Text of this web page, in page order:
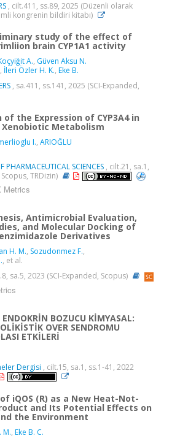
, cilt.411, ss.89, 2025 (Düzenli olarak
kongrenin bildiri kitabı)
study of the effect of
brain CYP1A1 activity
A., Güven Aksu N.
, İleri Özler H. K., Eke B.
, sa.411, ss.141, 2025 (SCI-Expanded,
the Expression of CYP3A4 in
Metabolism
I., ARIOĞLU
PHARMACEUTICAL SCIENCES , cilt.21, sa.1,
TRDizin)
Metrics
Antimicrobial Evaluation,
and Molecular Docking of
Derivatives
H. M., Sozudonmez F.,
, et al.
sa.5, 2023 (SCI-Expanded, Scopus)
ENDOKRİN BOZUCU KİMYASAL:
OVER SENDROMU
ETKİLERİ
Dergisi , cilt.15, sa.1, ss.1-41, 2022
iQOS (R) as a New Heat-Not-
and Its Potential Effects on
the Environment
M., Eke B. C.